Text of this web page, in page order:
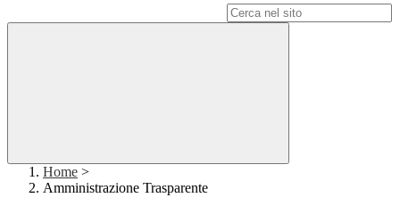
Home >
Amministrazione Trasparente